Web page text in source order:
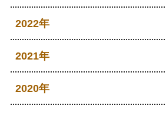
2026年03月
2026年02月
2026年01月
2025年10月
2025年08月
2025年07月
2024年10月
2024年08月
2023年12月
2023年10月
2022年
2022年12月
2022年10月
2021年
2021年12月
2020年